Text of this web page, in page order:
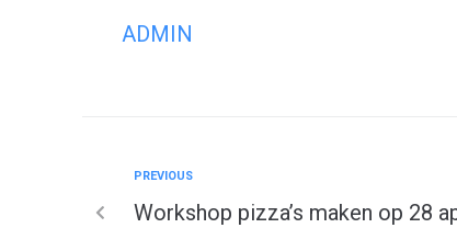
ADMIN
PREVIOUS
Workshop pizza’s maken op 28